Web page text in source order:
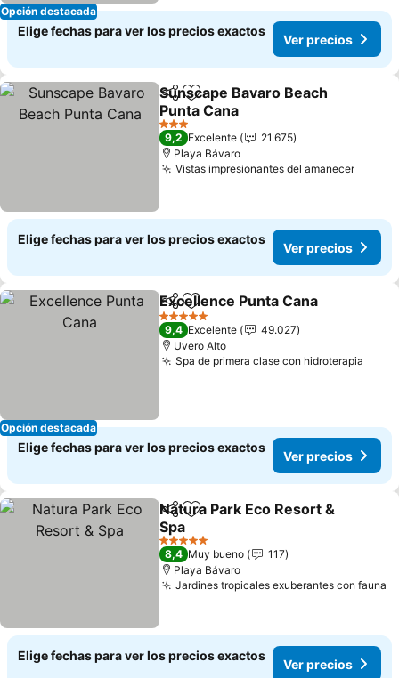
Opción destacada
Elige fechas para ver los precios exactos
Ver precios
CompartirAgregar a favoritos
Sunscape Bavaro Beach
Punta Cana
Ver precios
3 Estrellas
9,2 Excelente
21.675
Playa Bávaro
Vistas impresionantes del amanecerVer
Elige fechas para ver los precios exactos
Ver precios
Opción destacada
CompartirAgregar a favoritos
Excellence Punta Cana
5 Estrellas
9,4 Excelente
49.027
Uvero Alto
Spa de primera clase con hidroterapia
Elige fechas para ver los precios exactos
Ver precios
CompartirAgregar a favoritos
Natura Park Eco Resort &
Spa
Ver precios
5 Estrellas
8,4 Muy bueno
117
Playa Bávaro
Jardines tropicales exuberantes con fauna
Elige fechas para ver los precios exactos
Ver precios